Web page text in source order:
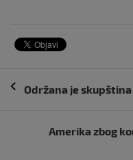
Navigacija
Održana je skupština
Amerika zbog